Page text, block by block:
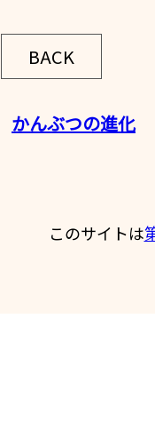
BACK
かんぶつの進化
このサイトは